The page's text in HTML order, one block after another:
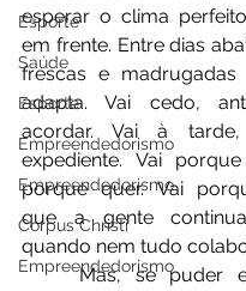
Esporte
Saúde
Esporte
Empreendedorismo
Empreendedorismo
Corpus Christi
Empreendedorismo
esperar o clima
em frente. Entre dias
frescas e
adapta. Vai cedo,
acordar. Vai à
expediente. Vai
porque quer. Vai
que a gente
quando nem tudo
	Mas, se puder escolher, nas